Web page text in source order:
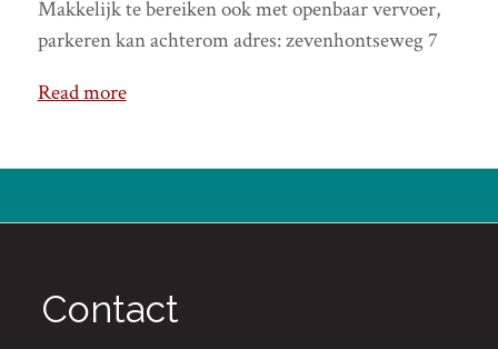
Makkelijk te bereiken ook met openbaar vervoer,
parkeren kan achterom adres: zevenhontseweg 7
Read more
Contact